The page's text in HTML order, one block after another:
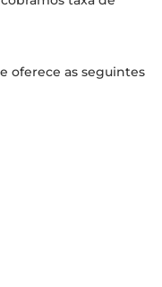
oferece as seguintes